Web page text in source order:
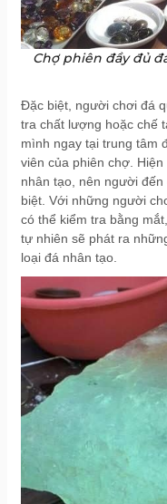
Chợ phiên đầy đủ
Đặc biệt, người chơi đá
tra chất lượng hoặc chế
mình ngay tại trung tâm
viên của phiên chợ. Hiện
nhân tạo, nên người
biệt. Với những người
có thể kiểm tra bằng
tự nhiên sẽ phát ra
loại đá nhân tạo.